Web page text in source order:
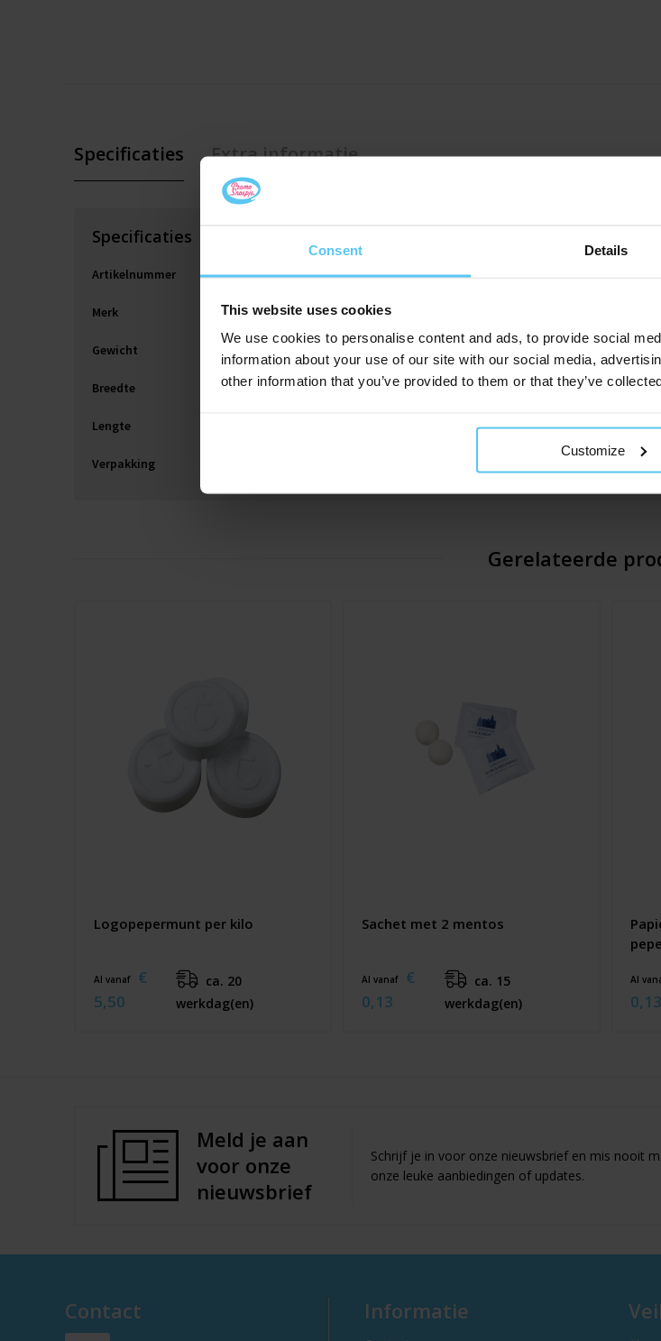
Consent Details
This website uses cookies
We use cookies to personalise content and ads, to provide social
information about your use of our site with our social media,
other information that you’ve provided to them or that they’ve
Customize
Specificaties Extra informatie
Specificaties
Artikelnummer
Merk
Gewicht
Breedte 7 cm
Lengte 9 cm
Verpakking
Gerelateerde
Logopepermunt per kilo
Al vanaf
€
5,50
ca. 20
werkdag(en)
Sachet met 2 mentos
Al vanaf
€
0,13
ca. 15
werkdag(en)
Al
0,13
Meld je aan
voor onze
nieuwsbrief
Schrijf je in voor onze nieuwsbrief en mis nooit
onze leuke aanbiedingen of updates.
Contact Informatie